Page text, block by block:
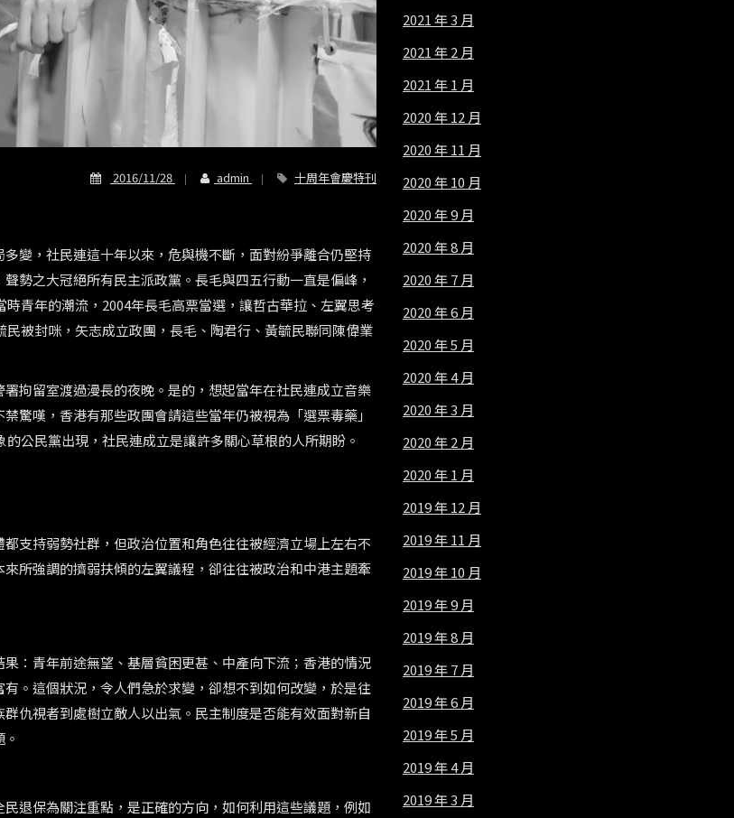
2016/11/28 admin 十周年會慶特刊
變，社民連這十年以來，危與機不斷，面對紛爭離合仍堅持
勢之大冠絕所有民主派政黨。長毛與四五行動一直是偏峰，
青年的潮流，2004年長毛高票當選，讓哲古華拉、左翼思考
被封咪，矢志成立政團，長毛、陶君行、黃毓民聯同陳偉業
拘留室渡過漫長的夜晚。是的，想起當年在社民連成立音樂
驚嘆，香港有那些政團會請這些當年仍被視為「選票毒藥」
公民黨出現，社民連成立是讓許多關心草根的人所期盼。
支持弱勢社群，但政治位置和角色往往被經濟立場上左右不
所強調的擠弱扶傾的左翼議程，卻往往被政治和中港主題牽
：青年前途無望、基層貧困更甚、中產向下流；香港的情況
。這個狀況，令人們急於求變，卻想不到如何改變，於是往
仇視者到處樹立敵人以出氣。民主制度是否能有效面對新自
退保為關注重點，是正確的方向，如何利用這些議題，例如
2021 年 3 月
2021 年 2 月
2021 年 1 月
2020 年 12 月
2020 年 11 月
2020 年 10 月
2020 年 9 月
2020 年 8 月
2020 年 7 月
2020 年 6 月
2020 年 5 月
2020 年 4 月
2020 年 3 月
2020 年 2 月
2020 年 1 月
2019 年 12 月
2019 年 11 月
2019 年 10 月
2019 年 9 月
2019 年 8 月
2019 年 7 月
2019 年 6 月
2019 年 5 月
2019 年 4 月
2019 年 3 月